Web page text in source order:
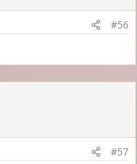
#56
#57